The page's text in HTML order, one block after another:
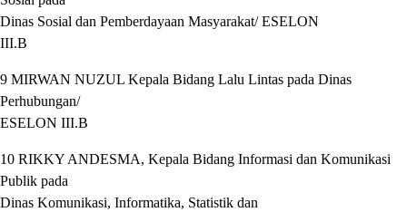
Dinas Sosial dan Pemberdayaan Masyarakat/ ESELON
III.B
9 MIRWAN NUZUL Kepala Bidang Lalu Lintas pada Dinas
Perhubungan/
ESELON III.B
10 RIKKY ANDESMA, Kepala Bidang Informasi dan Komunikasi
Publik pada
Dinas Komunikasi, Informatika, Statistik dan